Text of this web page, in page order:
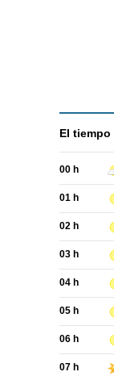
El tiempo
00 h
01 h
02 h
03 h
04 h
05 h
06 h
07 h